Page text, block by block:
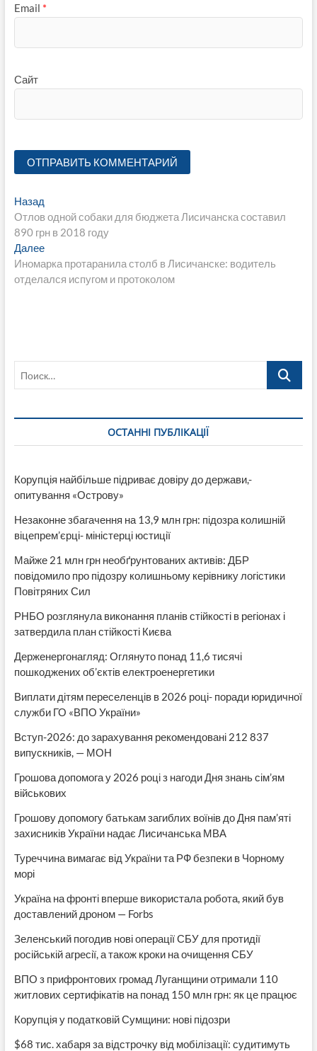
Email *
Сайт
Навигация
по
записям
НазадПредыдущая
запись:
Отлов одной собаки для бюджета Лисичанска составил
890 грн в 2018 году
ДалееСледующая
запись:
Иномарка протаранила столб в Лисичанске: водитель
отделался испугом и протоколом
Поиск…
ОСТАННІ ПУБЛІКАЦІЇ
Корупція найбільше підриває довіру до держави,-
опитування «Острову»
Незаконне збагачення на 13,9 млн грн: підозра колишній
віцепрем’єрці- міністерці юстиції
Майже 21 млн грн необґрунтованих активів: ДБР
повідомило про підозру колишньому керівнику логістики
Повітряних Сил
РНБО розглянула виконання планів стійкості в регіонах і
затвердила план стійкості Києва
Держенергонагляд: Оглянуто понад 11,6 тисячі
пошкоджених об’єктів електроенергетики
Виплати дітям переселенців в 2026 році- поради юридичної
служби ГО «ВПО України»
Вступ-2026: до зарахування рекомендовані 212 837
випускників, — МОН
Грошова допомога у 2026 році з нагоди Дня знань сім’ям
військових
Грошову допомогу батькам загиблих воїнів до Дня пам’яті
захисників України надає Лисичанська МВА
Туреччина вимагає від України та РФ безпеки в Чорному
морі
Україна на фронті вперше використала робота, який був
доставлений дроном — Forbs
Зеленський погодив нові операції СБУ для протидії
російській агресії, а також кроки на очищення СБУ
ВПО з прифронтових громад Луганщини отримали 110
житлових сертифікатів на понад 150 млн грн: як це працює
Корупція у податковій Сумщини: нові підозри
$68 тис. хабаря за відстрочку від мобілізації: судитимуть